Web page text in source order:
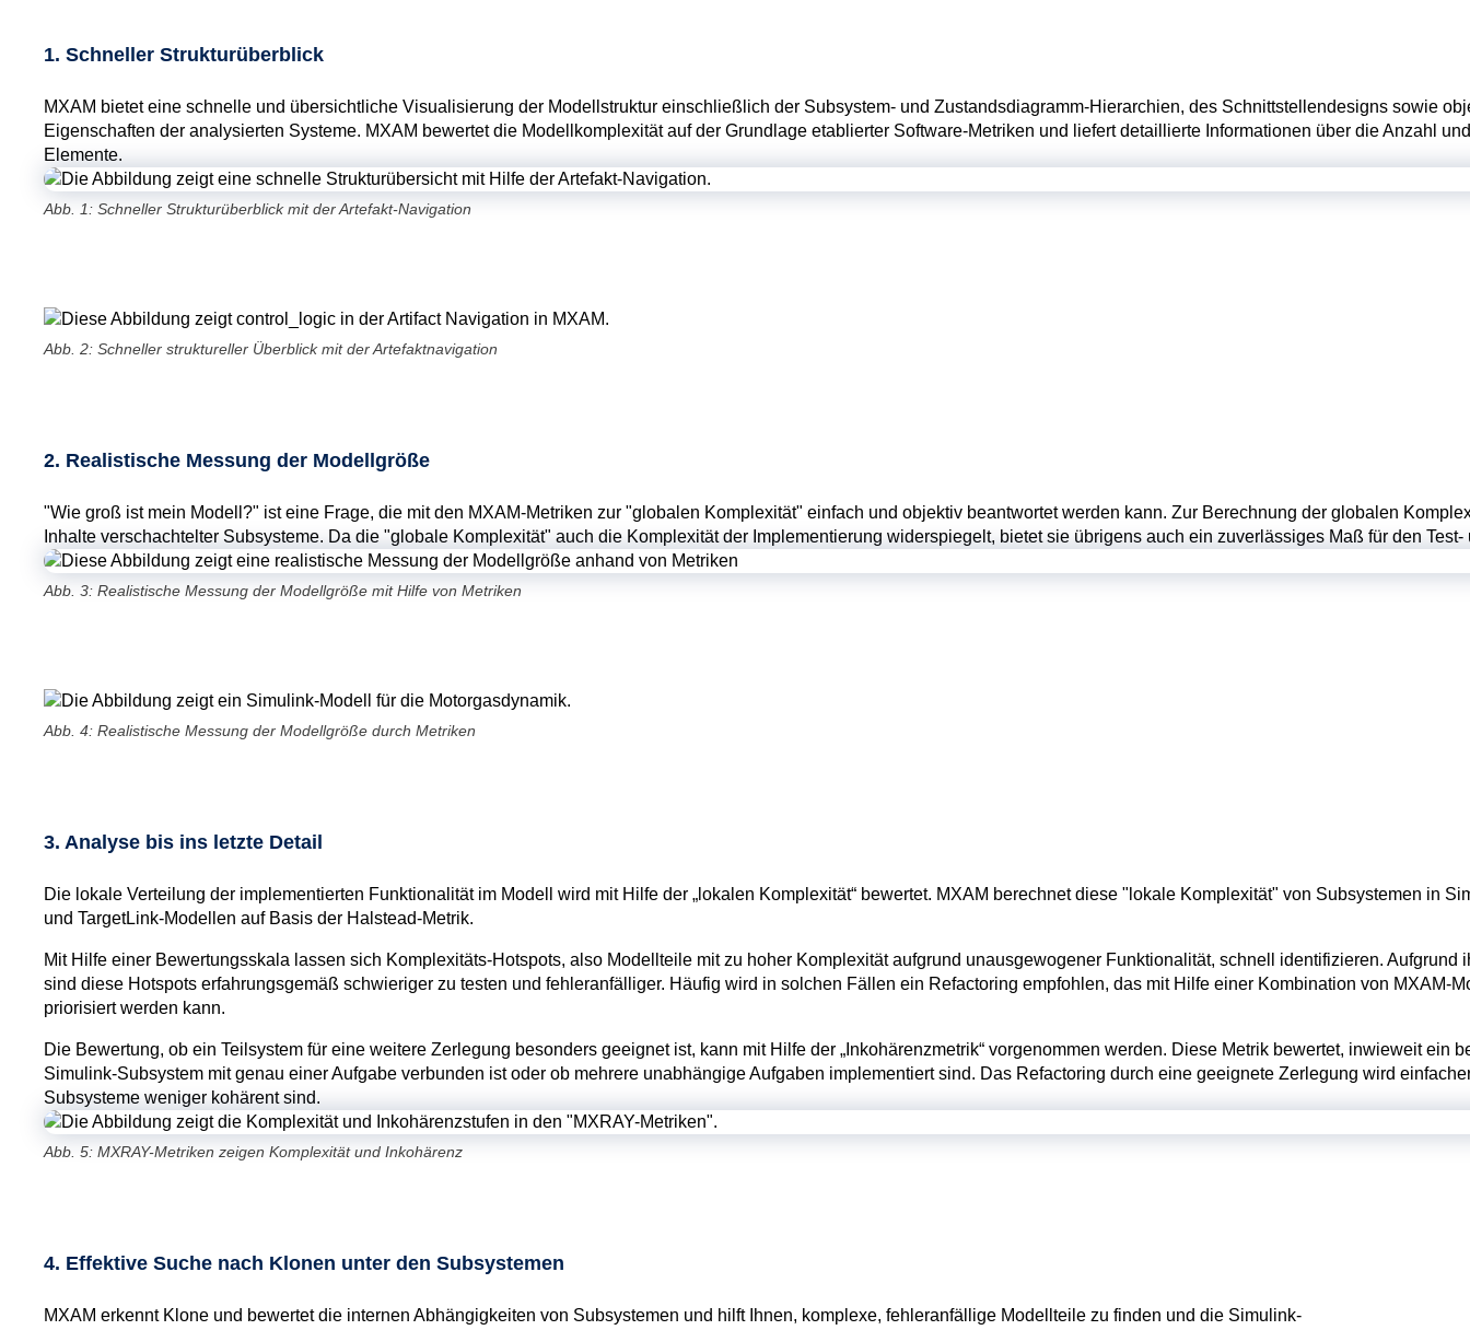
Abb. 1: Schneller Strukturüberblick mit der Artefakt-Navigation
1. Schneller Strukturüberblick
MXAM bietet eine schnelle und übersichtliche Visualisierung der Modellstruktur einschließlich der Subsystem- und Zustandsdiagramm-Hierarchien, des Schnittstellendesigns sowie
Eigenschaften der analysierten Systeme. MXAM bewertet die Modellkomplexität auf der Grundlage etablierter Software-Metriken und liefert detaillierte Informationen über die Anzahl
Elemente.
Abb. 2: Schneller struktureller Überblick mit der Artefaktnavigation
Abb. 3: Realistische Messung der Modellgröße mit Hilfe von Metriken
2. Realistische Messung der Modellgröße
"Wie groß ist mein Modell?" ist eine Frage, die mit den MXAM-Metriken zur "globalen Komplexität" einfach und objektiv beantwortet werden kann. Zur Berechnung der globalen
Inhalte verschachtelter Subsysteme. Da die "globale Komplexität" auch die Komplexität der Implementierung widerspiegelt, bietet sie übrigens auch ein zuverlässiges Maß für den
Abb. 4: Realistische Messung der Modellgröße durch Metriken
Abb. 5: MXRAY-Metriken zeigen Komplexität und Inkohärenz
3. Analyse bis ins letzte Detail
Die lokale Verteilung der implementierten Funktionalität im Modell wird mit Hilfe der „lokalen Komplexität“ bewertet. MXAM berechnet diese "lokale Komplexität" von Subsystemen in
und TargetLink-Modellen auf Basis der Halstead-Metrik.
Mit Hilfe einer Bewertungsskala lassen sich Komplexitäts-Hotspots, also Modellteile mit zu hoher Komplexität aufgrund unausgewogener Funktionalität, schnell identifizieren. Aufgrund
sind diese Hotspots erfahrungsgemäß schwieriger zu testen und fehleranfälliger. Häufig wird in solchen Fällen ein Refactoring empfohlen, das mit Hilfe einer Kombination von MXAM-
priorisiert werden kann.
Die Bewertung, ob ein Teilsystem für eine weitere Zerlegung besonders geeignet ist, kann mit Hilfe der „Inkohärenzmetrik“ vorgenommen werden. Diese Metrik bewertet, inwieweit ein
Simulink-Subsystem mit genau einer Aufgabe verbunden ist oder ob mehrere unabhängige Aufgaben implementiert sind. Das Refactoring durch eine geeignete Zerlegung wird
Subsysteme weniger kohärent sind.
4. Effektive Suche nach Klonen unter den Subsystemen
MXAM erkennt Klone und bewertet die internen Abhängigkeiten von Subsystemen und hilft Ihnen, komplexe, fehleranfällige Modellteile zu finden und die Simulink-